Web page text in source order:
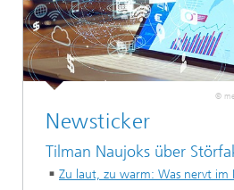
©
Newsticker
Tilman Naujoks über
Zu laut, zu warm: Was nervt im